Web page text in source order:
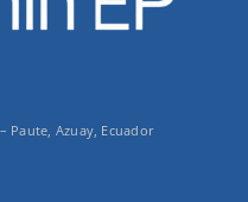
Paute, Azuay, Ecuador